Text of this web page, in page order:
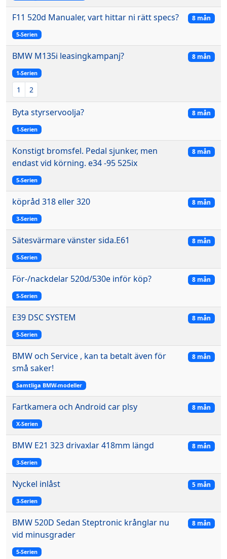
F11 520d Manualer, vart hittar ni rätt specs?
5-Serien
8 mån
BMW M135i leasingkampanj?
1-Serien
1 2
8 mån
Byta styrservoolja?
1-Serien
8 mån
Konstigt bromsfel. Pedal sjunker, men
endast vid körning. e34 -95 525ix
5-Serien
8 mån
köpråd 318 eller 320
3-Serien
8 mån
Sätesvärmare vänster sida.E61
5-Serien
8 mån
För-/nackdelar 520d/530e inför köp?
5-Serien
8 mån
E39 DSC SYSTEM
5-Serien
8 mån
BMW och Service , kan ta betalt även för
små saker!
Samtliga BMW-modeller
8 mån
Fartkamera och Android car plsy
X-Serien
8 mån
BMW E21 323 drivaxlar 418mm längd
3-Serien
8 mån
Nyckel inlåst
3-Serien
5 mån
BMW 520D Sedan Steptronic krånglar nu
vid minusgrader
5-Serien
8 mån